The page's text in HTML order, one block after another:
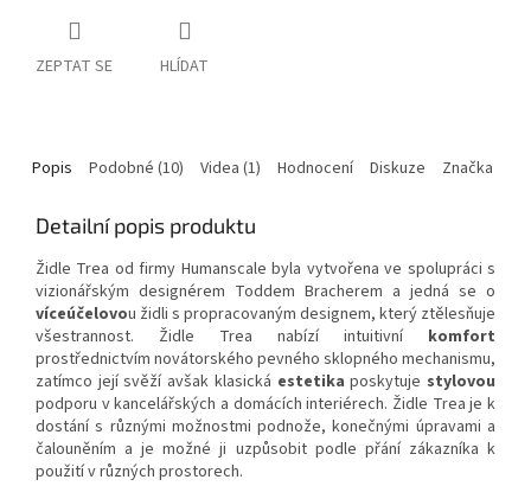
ZEPTAT SE HLÍDAT
Popis Podobné (10) Videa (1) Hodnocení Diskuze Značka
Detailní popis produktu
Židle Trea od firmy Humanscale byla vytvořena ve spolupráci s
vizionářským designérem Toddem Bracherem a jedná se o
víceúčelovou židli s propracovaným designem, který ztělesňuje
všestrannost. Židle Trea nabízí intuitivní komfort
prostřednictvím novátorského pevného sklopného mechanismu,
zatímco její svěží avšak klasická estetika poskytuje stylovou
podporu v kancelářských a domácích interiérech. Židle Trea je k
dostání s různými možnostmi podnože, konečnými úpravami a
čalouněním a je možné ji uzpůsobit podle přání zákazníka k
použití v různých prostorech.